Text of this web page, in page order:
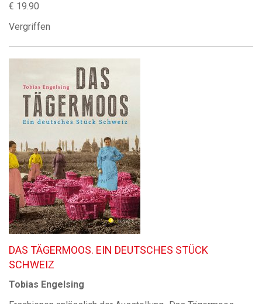
€ 19.90
Vergriffen
DAS TÄGERMOOS. EIN DEUTSCHES STÜCK
SCHWEIZ
Tobias Engelsing